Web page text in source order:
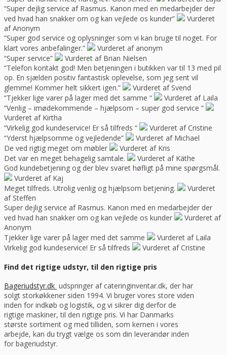
“Super dejlig service af Rasmus. Kanon med en medarbejder der
ved hvad han snakker om og kan vejlede os kunder”
Vurderet
af Anonym
“Super god service og oplysninger som vi kan bruge til noget. For
klart vores anbefalinger.”
Vurderet af anonym
“Super service”
Vurderet af Brian Nielsen
“Telefon kontakt god! Men betjeningen i butikken var til 13 med pil
op. En sjælden positiv fantastisk oplevelse, som jeg sent vil
glemme! Kommer helt sikkert igen.”
Vurderet af Svend
“Tjekker lige varer på lager med det samme “
Vurderet af Laila
“Venlig – imødekommende – hjælpsom – super god service “
Vurderet af Kirtha
“Virkelig god kundeservice! Er så tilfreds “
Vurderet af Cristine
“Yderst hjælpsomme og vejledende”
Vurderet af Michael
De ved rigtig meget om møbler
Vurderet af Kris
Det var en meget behagelig samtale.
Vurderet af Käthe
God kundebetjening og der blev svaret høfligt på mine spørgsmål.
Vurderet af Kaj
Meget tilfreds. Utrolig venlig og hjælpsom betjening.
Vurderet
af Steffen
Super dejlig service af Rasmus. Kanon med en medarbejder der
ved hvad han snakker om og kan vejlede os kunder
Vurderet af
Anonym
Tjekker lige varer på lager med det samme
Vurderet af Laila
Virkelig god kundeservice! Er så tilfreds
Vurderet af Cristine
Find det rigtige udstyr, til den rigtige pris
Bageriudstyr.dk udspringer af cateringinventar.dk, der har
solgt storkøkkener siden 1994. Vi bruger vores store viden
inden for indkøb og logistik, og vi sikrer dig derfor de
rigtige maskiner, til den rigtige pris. Vi har Danmarks
største sortiment og med tilliden, som kernen i vores
arbejde, kan du trygt vælge os som din leverandør inden
for bageriudstyr.